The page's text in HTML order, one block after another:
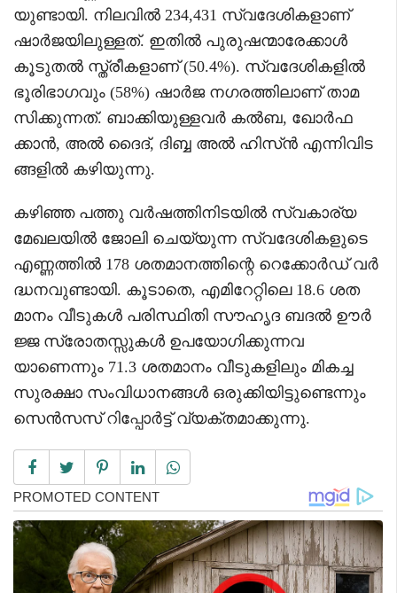
യുണ്ടായി. നിലവിൽ 234,431 സ്വദേശികളാണ്
ഷാർജയിലുള്ളത്. ഇതിൽ പുരുഷന്മാരേക്കാൾ
കൂടുതൽ സ്ത്രീകളാണ് (50.4%). സ്വദേശികളിൽ
ഭൂരിഭാഗവും (58%) ഷാർജ നഗരത്തിലാണ് താമ
സിക്കുന്നത്. ബാക്കിയുള്ളവർ കൽബ, ഖോർഫ
ക്കാൻ, അൽ ദൈദ്, ദിബ്ബ അൽ ഹിസ്ൻ എന്നിവിട
ങ്ങളിൽ കഴിയുന്നു.
കഴിഞ്ഞ പത്തു വർഷത്തിനിടയിൽ സ്വകാര്യ
മേഖലയിൽ ജോലി ചെയ്യുന്ന സ്വദേശികളുടെ
എണ്ണത്തിൽ 178 ശതമാനത്തിന്റെ റെക്കോർഡ് വർ
ദ്ധനവുണ്ടായി. കൂടാതെ, എമിറേറ്റിലെ 18.6 ശത
മാനം വീടുകൾ പരിസ്ഥിതി സൗഹൃദ ബദൽ ഊർ
ജ്ജ സ്രോതസ്സുകൾ ഉപയോഗിക്കുന്നവ
യാണെന്നും 71.3 ശതമാനം വീടുകളിലും മികച്ച
സുരക്ഷാ സംവിധാനങ്ങൾ ഒരുക്കിയിട്ടുണ്ടെന്നും
സെൻസസ് റിപ്പോർട്ട് വ്യക്തമാക്കുന്നു.